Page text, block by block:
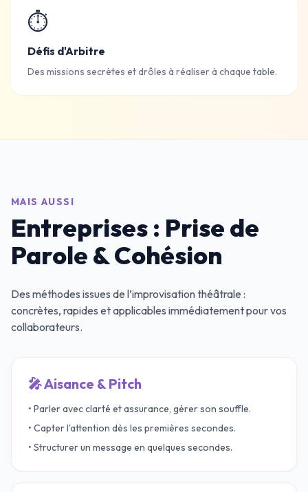
⏱
Défis d'Arbitre
Des missions secrètes et drôles à réaliser à chaque table.
MAIS AUSSI
Entreprises : Prise de
Parole & Cohésion
Des méthodes issues de l’improvisation théâtrale :
concrètes, rapides et applicables immédiatement pour vos
collaborateurs.
🎤 Aisance & Pitch
• Parler avec clarté et assurance, gérer son souffle.
• Capter l'attention dès les premières secondes.
• Structurer un message en quelques secondes.